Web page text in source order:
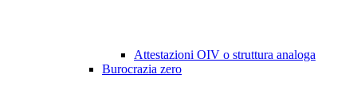
Attestazioni OIV o struttura analoga
Burocrazia zero